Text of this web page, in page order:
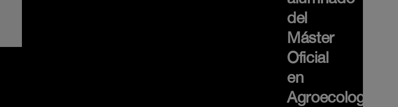
del
Máster
Oficial
en
Agroecología